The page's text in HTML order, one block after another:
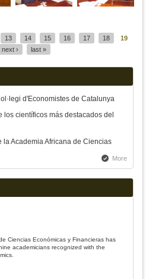
13 14 15 16 17 18
19
next › last »
d'Economistes de Catalunya
científicos más destacados del
la Academia Africana de Ciencias
More
Ciencias Económicas y Financieras has
academicians recognized with the